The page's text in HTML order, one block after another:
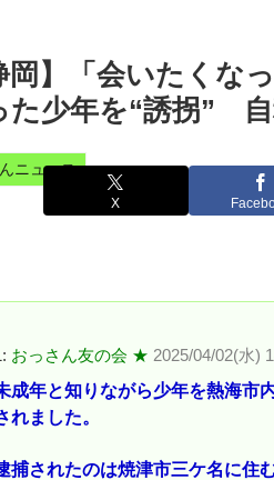
岡】「会いたく
た少年を“誘拐”
ニュース
X
おっさん友の会 ★ 2025/04/02(水)
成年と知りながら少年を熱海市
れました。
捕されたのは焼津市三ケ名に住